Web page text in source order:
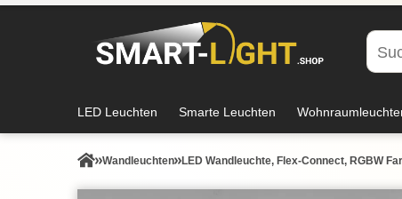
LED Leuchten Smarte Leuchten
Wand­leuchten LED Wandleuchte, Flex-Connect, RGBW